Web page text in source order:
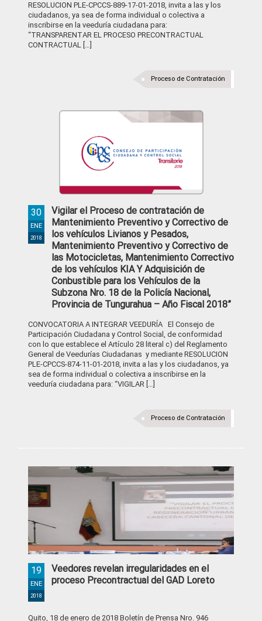
RESOLUCION PLE-CPCCS-889-17-01-2018, invita a las y los
ciudadanos, ya sea de forma individual o colectiva a
inscribirse en la veeduría ciudadana para:
“TRANSPARENTAR EL PROCESO PRECONTRACTUAL
CONTRACTUAL […]
Proceso de Contratación
Vigilar el Proceso de contratación de
Mantenimiento Preventivo y Correctivo de
los vehículos Livianos y Pesados,
Mantenimiento Preventivo y Correctivo de
las Motocicletas, Mantenimiento Correctivo
de los vehículos KIA Y Adquisición de
Conbustible para los Vehículos de la
Subzona Nro. 18 de la Policía Nacional,
Provincia de Tungurahua – Año Fiscal 2018”
30
ENE
2018
CONVOCATORIA A INTEGRAR VEEDURÍA El Consejo de
Participación Ciudadana y Control Social, de conformidad
con lo que establece el Artículo 28 literal c) del Reglamento
General de Veedurías Ciudadanas y mediante RESOLUCION
PLE-CPCCS-874-11-01-2018, invita a las y los ciudadanos, ya
sea de forma individual o colectiva a inscribirse en la
veeduría ciudadana para: “VIGILAR […]
Proceso de Contratación
Veedores revelan irregularidades en el
proceso Precontractual del GAD Loreto
19
ENE
2018
Quito, 18 de enero de 2018 Boletín de Prensa Nro. 946